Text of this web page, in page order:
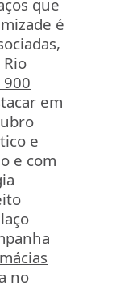
que
é
900
em
e
e com
no